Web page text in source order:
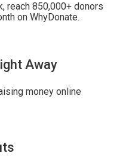
reach 850,000+ donors
on WhyDonate.
Away
money online